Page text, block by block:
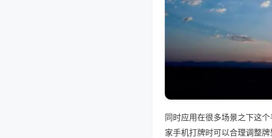
同时应用在很多场景之下这
家手机打牌时可以合理调整